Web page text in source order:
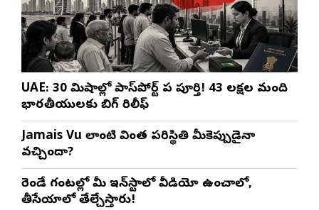
UAE: 30 నిమిషాల్లో పాస్‌పోర్ట్ పని పూర్తి! 43 లక్షల మంది
భారతీయులకు బిగ్ రిలీఫ్
Jamais Vu లాంటి వింత పరిస్థితి మీకెప్పుడైనా
వచ్చిందా?
రెండే గంటల్లో మీ ఇన్‌స్టాలో వీడియో ఉంచాలో,
తీసేయాలో తేల్చేస్తారు!